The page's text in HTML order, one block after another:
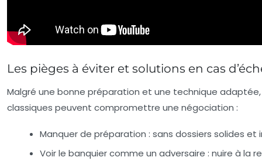
Les pièges à éviter et solutions en cas
Malgré une bonne préparation et une technique
classiques peuvent compromettre une négociation :
Manquer de préparation : sans dossiers solides
Voir le banquier comme un adversaire : nuire à la